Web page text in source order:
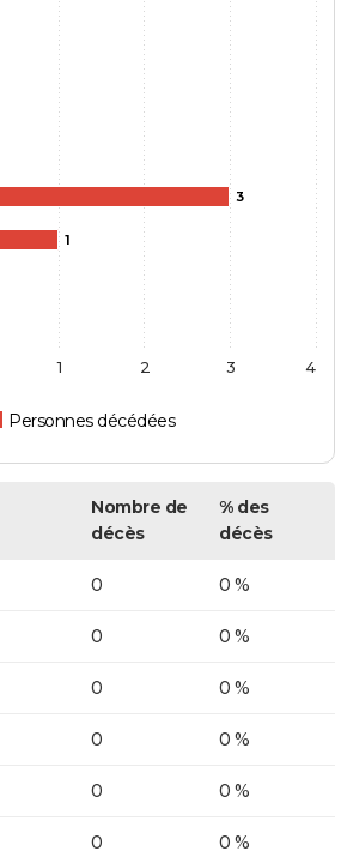
3
1
Personnes décédées
1 2 3 4
Nombre de
décès
% des
décès
0 0 %
0 0 %
0 0 %
0 0 %
0 0 %
0 0 %